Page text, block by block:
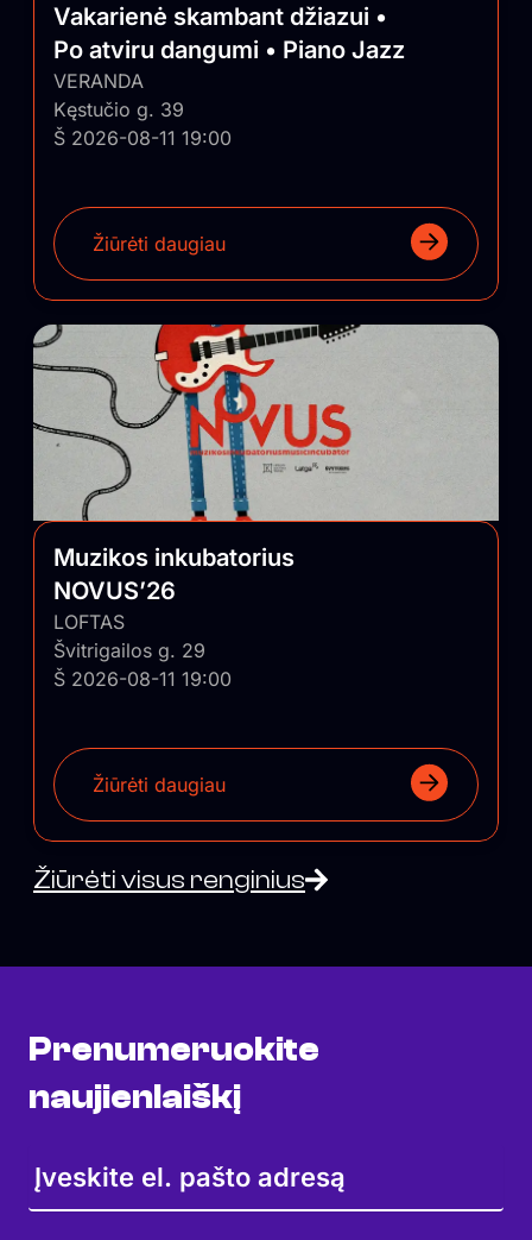
Vakarienė skambant džiazui •
Po atviru dangumi • Piano Jazz
VERANDA
Kęstučio g. 39
Š 2026-08-11 19:00
Žiūrėti daugiau
Muzikos inkubatorius
NOVUS’26
LOFTAS
Švitrigailos g. 29
Š 2026-08-11 19:00
Žiūrėti daugiau
Žiūrėti visus renginius
Prenumeruokite
naujienlaiškį